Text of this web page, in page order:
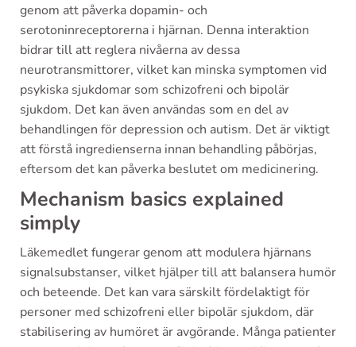
genom att påverka dopamin- och
serotoninreceptorerna i hjärnan. Denna interaktion
bidrar till att reglera nivåerna av dessa
neurotransmittorer, vilket kan minska symptomen vid
psykiska sjukdomar som schizofreni och bipolär
sjukdom. Det kan även användas som en del av
behandlingen för depression och autism. Det är viktigt
att förstå ingredienserna innan behandling påbörjas,
eftersom det kan påverka beslutet om medicinering.
Mechanism basics explained
simply
Läkemedlet fungerar genom att modulera hjärnans
signalsubstanser, vilket hjälper till att balansera humör
och beteende. Det kan vara särskilt fördelaktigt för
personer med schizofreni eller bipolär sjukdom, där
stabilisering av humöret är avgörande. Många patienter